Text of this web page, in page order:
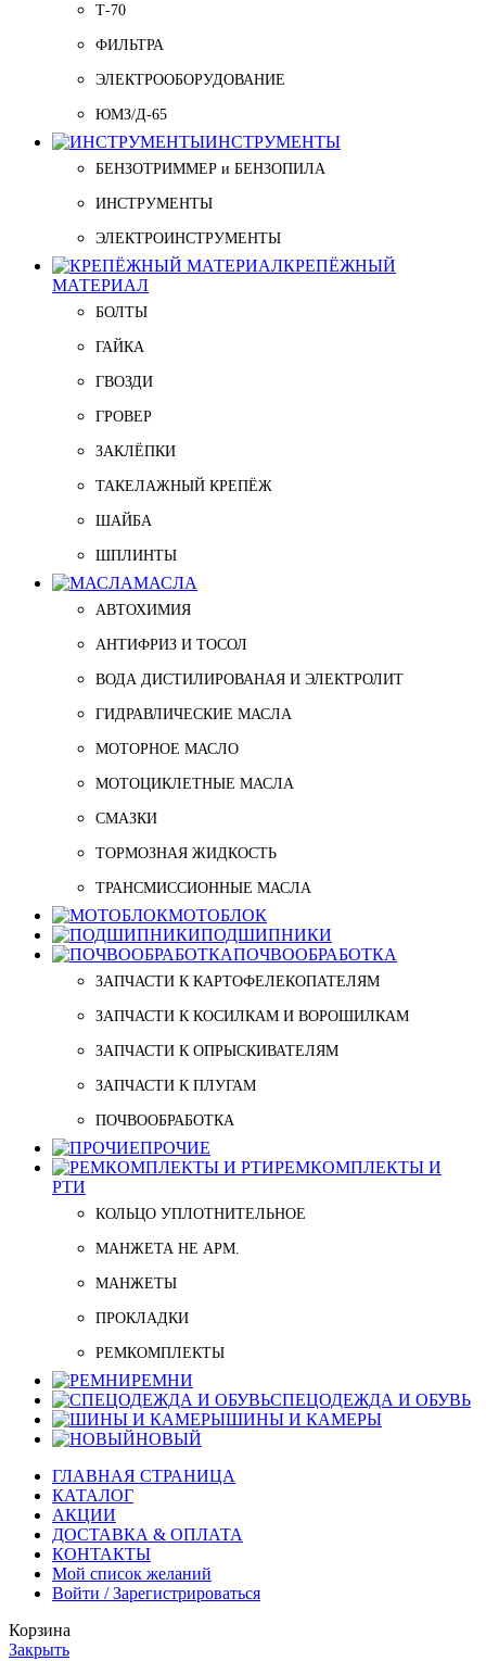
Т-70
ФИЛЬТРА
ЭЛЕКТРООБОРУДОВАНИЕ
ЮМЗ/Д-65
ИНСТРУМЕНТЫ
БЕНЗОТРИММЕР и БЕНЗОПИЛА
ИНСТРУМЕНТЫ
ЭЛЕКТРОИНСТРУМЕНТЫ
КРЕПЁЖНЫЙ
МАТЕРИАЛ
БОЛТЫ
ГАЙКА
ГВОЗДИ
ГРОВЕР
ЗАКЛЁПКИ
ТАКЕЛАЖНЫЙ КРЕПЁЖ
ШАЙБА
ШПЛИНТЫ
МАСЛА
АВТОХИМИЯ
АНТИФРИЗ И ТОСОЛ
ВОДА ДИСТИЛИРОВАНАЯ И ЭЛЕКТРОЛИТ
ГИДРАВЛИЧЕСКИЕ МАСЛА
МОТОРНОЕ МАСЛО
МОТОЦИКЛЕТНЫЕ МАСЛА
СМАЗКИ
ТОРМОЗНАЯ ЖИДКОСТЬ
ТРАНСМИССИОННЫЕ МАСЛА
МОТОБЛОК
ПОДШИПНИКИ
ПОЧВООБРАБОТКА
ЗАПЧАСТИ К КАРТОФЕЛЕКОПАТЕЛЯМ
ЗАПЧАСТИ К КОСИЛКАМ И ВОРОШИЛКАМ
ЗАПЧАСТИ К ОПРЫСКИВАТЕЛЯМ
ЗАПЧАСТИ К ПЛУГАМ
ПОЧВООБРАБОТКА
ПРОЧИЕ
РЕМКОМПЛЕКТЫ И
РТИ
КОЛЬЦО УПЛОТНИТЕЛЬНОЕ
МАНЖЕТА НЕ АРМ.
МАНЖЕТЫ
ПРОКЛАДКИ
РЕМКОМПЛЕКТЫ
РЕМНИ
СПЕЦОДЕЖДА И ОБУВЬ
ШИНЫ И КАМЕРЫ
НОВЫЙ
ГЛАВНАЯ СТРАНИЦА
КАТАЛОГ
АКЦИИ
ДОСТАВКА & ОПЛАТА
КОНТАКТЫ
Мой список желаний
Войти / Зарегистрироваться
Корзина
Закрыть